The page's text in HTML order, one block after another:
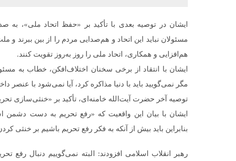
ایشان در توصیه بعدی با تأکید بر «حفظ اتحاد ملی»، به
مسئولان نباید این اتحاد و هم‌صدایی مردم را از بین ببرند و
هم‌افزایی و همکاری، اتحاد ملی را روز به‌روز تقویت کنند.
ایشان با انتقاد از برخی سخنان اختلاف‌افکن، خطاب به
مگر نمی‌گویید باید با دنیا مذاکره کرد، آیا نمی‌شود با عنصر
توصیه آخر حضرت آیت‌الله خامنه‌ای، تأکید بر «خنثی‌سازی
ایشان با بیان این واقعیت که «رفع تحریم به دست
بنابراین باید بیش از آنکه به فکر رفع تحریم باشیم بر خنثی
رهبر انقلاب اسلامی افزودند: البته نمی‌گوییم دنبال رفع